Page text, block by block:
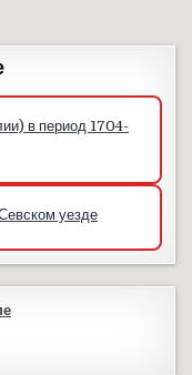
в период 1704-
уезде